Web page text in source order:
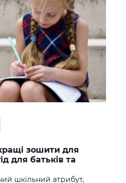
зошити для
для батьків та
шкільний атрибут,